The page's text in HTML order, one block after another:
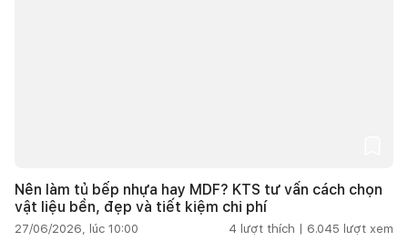
Nên làm tủ bếp nhựa hay MDF? KTS tư vấn cách chọn
vật liệu bền, đẹp và tiết kiệm chi phí
27/06/2026, lúc 10:00 4 lượt thích | 6.045 lượt xem